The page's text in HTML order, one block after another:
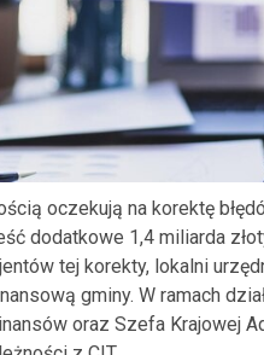
oczekują na korektę
dodatkowe 1,4 miliarda
tej korekty, lokalni
gminy. W ramach
oraz Szefa Krajowej